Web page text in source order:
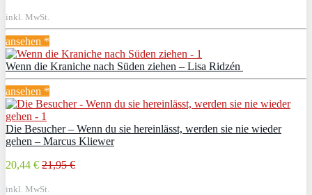
inkl. MwSt.
ansehen *
Wenn die Kraniche nach Süden ziehen – Lisa Ridzén
ansehen *
Die Besucher – Wenn du sie hereinlässt, werden sie nie wieder
gehen – Marcus Kliewer
20,44 € 21,95 €
inkl. MwSt.